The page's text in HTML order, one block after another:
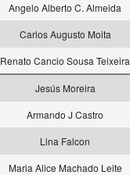
Angelo Alberto C. Almeida
Carlos Augusto Moita
Renato Cancio Sousa Teixeira
Jesús Moreira
Armando J Castro
Lina Falcon
Maria Alice Machado Leite